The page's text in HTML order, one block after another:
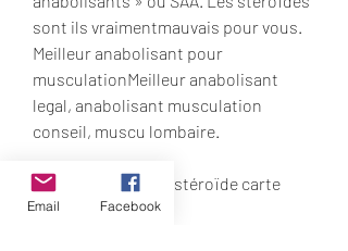
sont ils vraimentmauvais pour vous.
Meilleur anabolisant pour
musculationMeilleur anabolisant
legal, anabolisant musculation
conseil, muscu lombaire.
  commander légal  stéroïde carte
visa.
Email Facebook